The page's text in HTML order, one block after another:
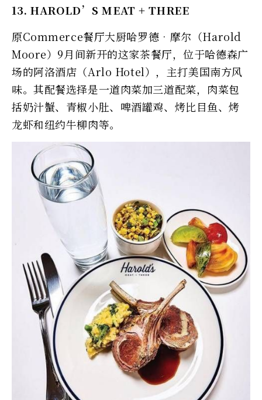
13. HAROLD’S MEAT + THREE
原Commerce餐厅大厨哈罗德‧摩尔（Harold
Moore）9月间新开的这家茶餐厅，位于哈德森广
场的阿洛酒店（Arlo Hotel），主打美国南方风
味。其配餐选择是一道肉菜加三道配菜，肉菜包
括奶汁蟹、青椒小肚、啤酒罐鸡、烤比目鱼、烤
龙虾和纽约牛柳肉等。